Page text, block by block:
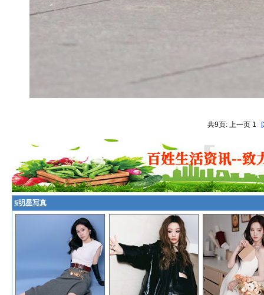
共9页: 上一页 1
§明星写真